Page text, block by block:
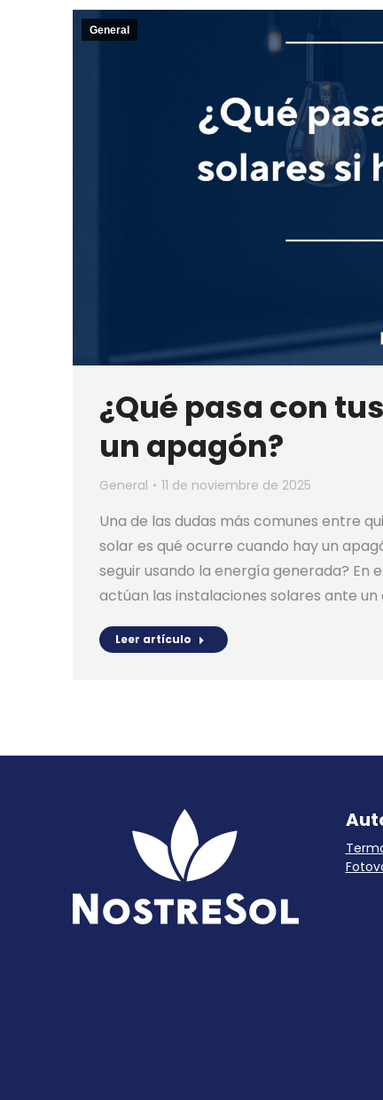
General
¿Qué pasa con
un apagón?
General 11 de noviembre de 2025
Una de las dudas más comunes entre
solar es qué ocurre cuando hay un
seguir usando la energía generada?
actúan las instalaciones solares ante
Leer artículo